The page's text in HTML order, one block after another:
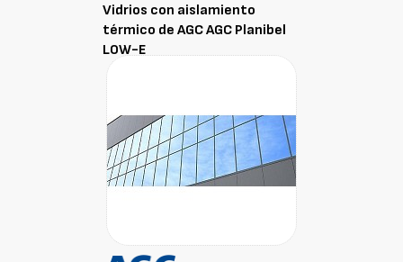
Vidrios con aislamiento
térmico de AGC AGC Planibel
LOW-E